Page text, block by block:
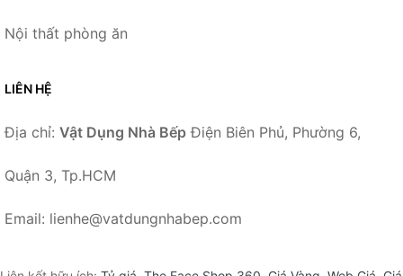
Nội thất phòng ăn
LIÊN HỆ
Địa chỉ: Vật Dụng Nhà Bếp Điện Biên Phủ, Phường 6,
Quận 3, Tp.HCM
Email: lienhe@vatdungnhabep.com